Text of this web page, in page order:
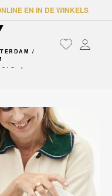
EN IN DE WINKELS
/